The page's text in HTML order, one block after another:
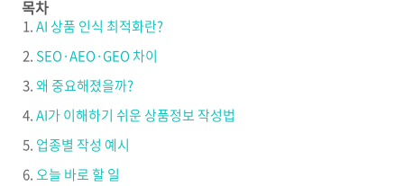
목차
AI 상품 인식 최적화란?
SEO·AEO·GEO 차이
왜 중요해졌을까?
AI가 이해하기 쉬운 상품정보 작성법
업종별 작성 예시
오늘 바로 할 일